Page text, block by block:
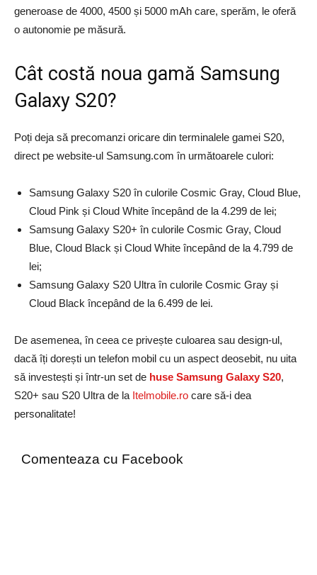
generoase de 4000, 4500 și 5000 mAh care, sperăm, le oferă
o autonomie pe măsură.
Cât costă noua gamă Samsung
Galaxy S20?
Poți deja să precomanzi oricare din terminalele gamei S20,
direct pe website-ul Samsung.com în următoarele culori:
Samsung Galaxy S20 în culorile Cosmic Gray, Cloud Blue,
Cloud Pink și Cloud White începând de la 4.299 de lei;
Samsung Galaxy S20+ în culorile Cosmic Gray, Cloud
Blue, Cloud Black și Cloud White începând de la 4.799 de
lei;
Samsung Galaxy S20 Ultra în culorile Cosmic Gray și
Cloud Black începând de la 6.499 de lei.
De asemenea, în ceea ce privește culoarea sau design-ul,
dacă îți dorești un telefon mobil cu un aspect deosebit, nu uita
să investești și într-un set de huse Samsung Galaxy S20,
S20+ sau S20 Ultra de la Itelmobile.ro care să-i dea
personalitate!
Comenteaza cu Facebook